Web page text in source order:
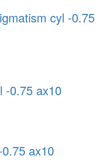
cyl -0.75
-0.75 ax10
ax10